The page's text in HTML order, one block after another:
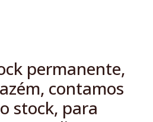
permanente,
contamos
stock, para